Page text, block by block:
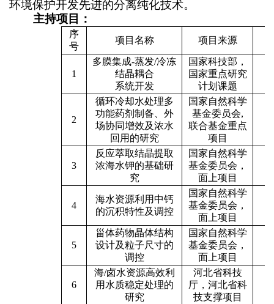
环境保护开发先进的分离纯化技术。
主持项目：
序
号
项目名称 项目来源
1
多膜集成-蒸发/冷冻
结晶耦合
系统开发
国家科技部，
国家重点研究
计划课题
2
循环冷却水处理多
功能药剂制备、外
场协同增效及浓水
回用的研究
国家自然科学
基金委员会,
联合基金重点
项目
3
反应萃取结晶提取
浓海水钾的基础研
究
国家自然科学
基金委员会，
面上项目
4
海水资源利用中钙
的沉积特性及调控
国家自然科学
基金委员会，
面上项目
5
甾体药物晶体结构
设计及粒子尺寸的
调控
国家自然科学
基金委员会，
面上项目
6
海/卤水资源高效利
用水质稳定处理的
研究
河北省科技
厅，河北省科
技支撑项目